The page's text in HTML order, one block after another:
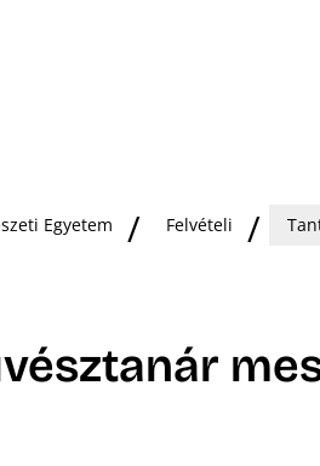
Egyetem Felvételi